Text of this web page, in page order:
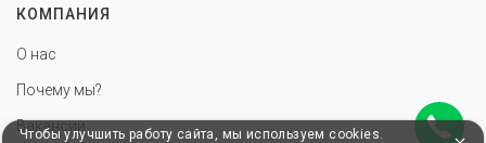
КОМПАНИЯ
О нас
Почему мы?
Вакансии
Чтобы улучшить работу сайта, мы используем cookies.